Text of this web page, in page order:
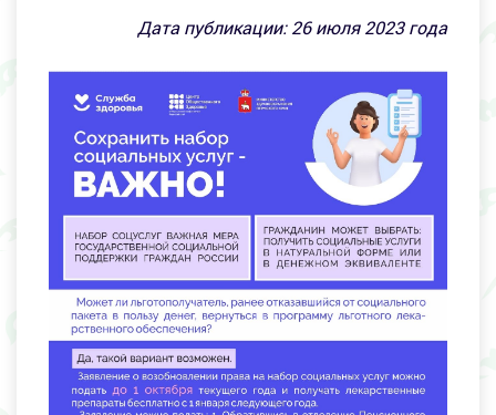
Дата публикации:26июля 2023 года